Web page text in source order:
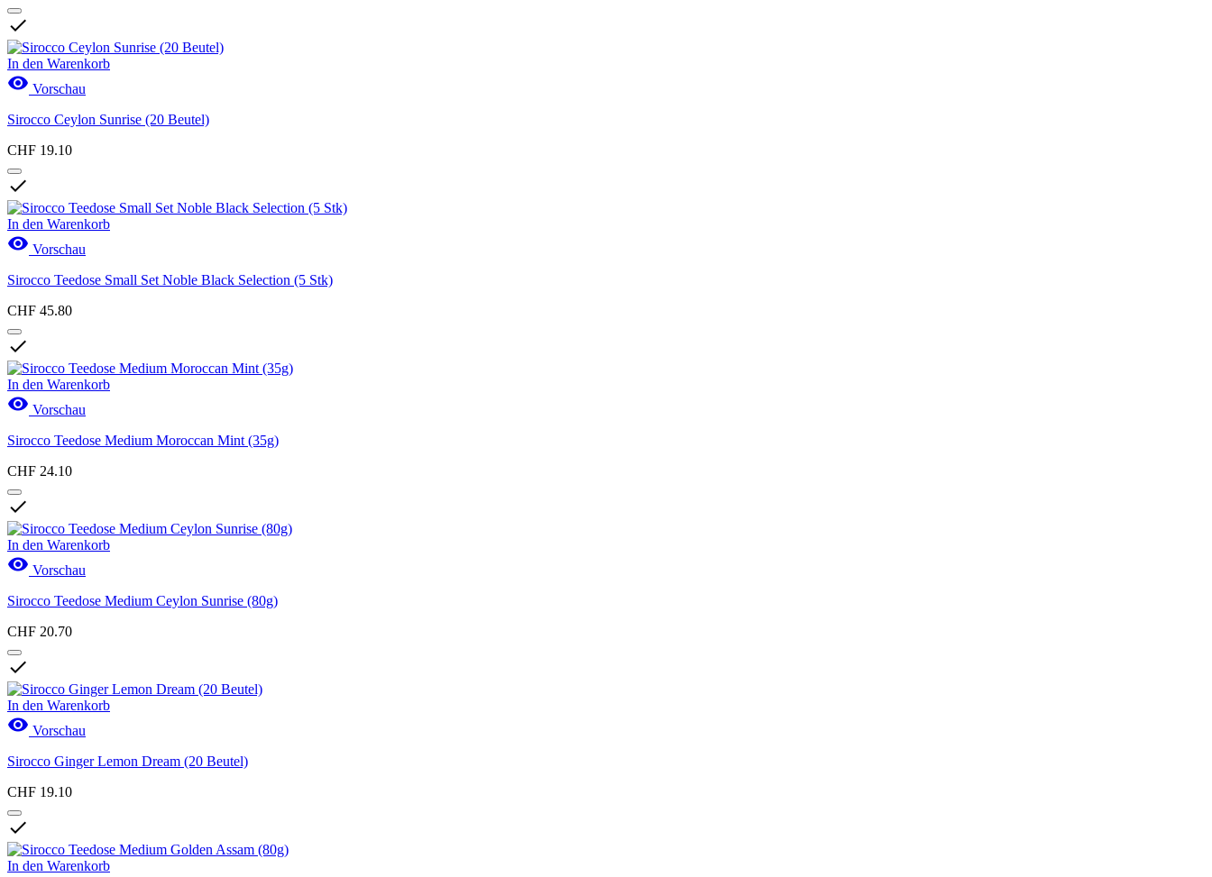

In den Warenkorb
 Vorschau
Sirocco Ceylon Sunrise (20 Beutel)
CHF 19.10

In den Warenkorb
 Vorschau
Sirocco Teedose Small Set Noble Black Selection (5 Stk)
CHF 45.80

In den Warenkorb
 Vorschau
Sirocco Teedose Medium Moroccan Mint (35g)
CHF 24.10

In den Warenkorb
 Vorschau
Sirocco Teedose Medium Ceylon Sunrise (80g)
CHF 20.70

In den Warenkorb
 Vorschau
Sirocco Ginger Lemon Dream (20 Beutel)
CHF 19.10

In den Warenkorb